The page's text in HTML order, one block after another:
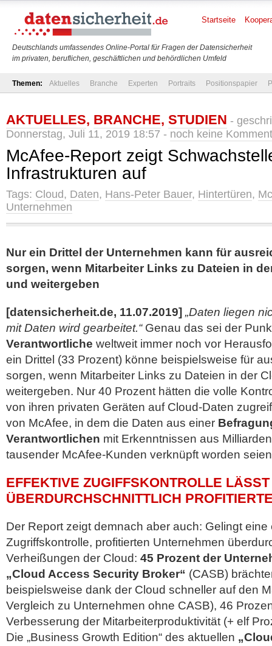
Deutschlands umfassendes Online-Portal für Fragen der Datensicherheit
im privaten, beruflichen, geschäftlichen und behördlichen Umfeld
Startseite
Themen: Aktuelles Branche Experten Portraits Positionspapier
AKTUELLES, BRANCHE, STUDIEN -
Donnerstag, Juli 11, 2019 18:57 - noch keine
McAfee-Report zeigt
Infrastrukturen auf
Tags: Cloud, Daten, Hans-Peter Bauer, Hintertüren,
Unternehmen
Nur ein Drittel der Unternehmen kann für
sorgen, wenn Mitarbeiter Links zu Dateien in
und weitergeben
[datensicherheit.de, 11.07.2019] „Daten liegen
mit Daten wird gearbeitet.“Genau das sei der
Verantwortliche weltweit immer noch vor
ein Drittel (33 Prozent) könne beispielsweise für
sorgen, wenn Mitarbeiter Links zu Dateien in der
weitergeben. Nur 40 Prozent hätten die volle
von ihren privaten Geräten auf Cloud-Daten
von McAfee, in dem die Daten aus einer
Verantwortlichen mit Erkenntnissen aus
tausender McAfee-Kunden verknüpft worden
EFFEKTIVE ZUGIFFSKONTROLLE
ÜBERDURCHSCHNITTLICH
Der Report zeigt demnach aber auch: Gelingt eine
Zugriffskontrolle, profitierten Unternehmen
Verheißungen der Cloud: 45 Prozent der
„Cloud Access Security Broker“ (CASB)
beispielsweise dank der Cloud schneller auf den
Vergleich zu Unternehmen ohne CASB), 46
Verbesserung der Mitarbeiterproduktivität (+ elf
Die „Business Growth Edition“ des aktuellen